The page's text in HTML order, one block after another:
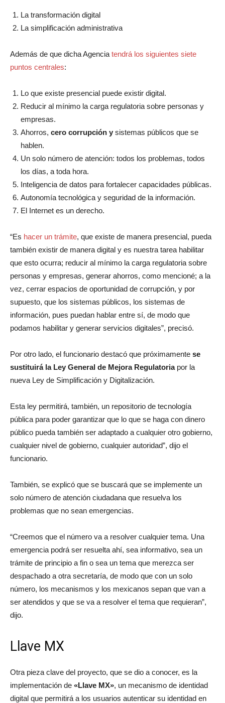
La transformación digital
La simplificación administrativa
Además de que dicha Agencia tendrá los siguientes siete
puntos centrales:
Lo que existe presencial puede existir digital.
Reducir al mínimo la carga regulatoria sobre personas y
empresas.
Ahorros, cero corrupción y sistemas públicos que se
hablen.
Un solo número de atención: todos los problemas, todos
los días, a toda hora.
Inteligencia de datos para fortalecer capacidades públicas.
Autonomía tecnológica y seguridad de la información.
El Internet es un derecho.
“Es hacer un trámite, que existe de manera presencial, pueda
también existir de manera digital y es nuestra tarea habilitar
que esto ocurra; reducir al mínimo la carga regulatoria sobre
personas y empresas, generar ahorros, como mencioné; a la
vez, cerrar espacios de oportunidad de corrupción, y por
supuesto, que los sistemas públicos, los sistemas de
información, pues puedan hablar entre sí, de modo que
podamos habilitar y generar servicios digitales”, precisó.
Por otro lado, el funcionario destacó que próximamente se
sustituirá la Ley General de Mejora Regulatoria por la
nueva Ley de Simplificación y Digitalización.
Esta ley permitirá, también, un repositorio de tecnología
pública para poder garantizar que lo que se haga con dinero
público pueda también ser adaptado a cualquier otro gobierno,
cualquier nivel de gobierno, cualquier autoridad”, dijo el
funcionario.
También, se explicó que se buscará que se implemente un
solo número de atención ciudadana que resuelva los
problemas que no sean emergencias.
“Creemos que el número va a resolver cualquier tema. Una
emergencia podrá ser resuelta ahí, sea informativo, sea un
trámite de principio a fin o sea un tema que merezca ser
despachado a otra secretaría, de modo que con un solo
número, los mecanismos y los mexicanos sepan que van a
ser atendidos y que se va a resolver el tema que requieran”,
dijo.
Llave MX
Otra pieza clave del proyecto, que se dio a conocer, es la
implementación de «Llave MX», un mecanismo de identidad
digital que permitirá a los usuarios autenticar su identidad en